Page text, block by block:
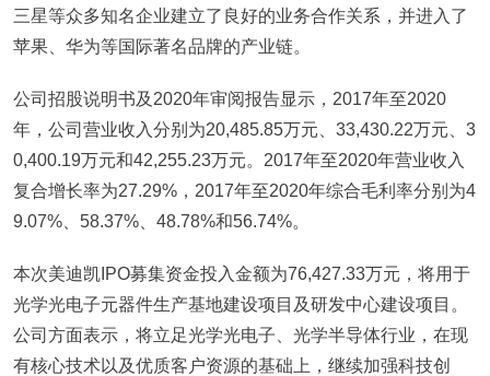
三星等众多知名企业建立了良好的业务合作关系，并进入了
苹果、华为等国际著名品牌的产业链。
公司招股说明书及2020年审阅报告显示，2017年至2020
年，公司营业收入分别为20,485.85万元、33,430.22万元、3
0,400.19万元和42,255.23万元。2017年至2020年营业收入
复合增长率为27.29%，2017年至2020年综合毛利率分别为4
9.07%、58.37%、48.78%和56.74%。
本次美迪凯IPO募集资金投入金额为76,427.33万元，将用于
光学光电子元器件生产基地建设项目及研发中心建设项目。
公司方面表示，将立足光学光电子、光学半导体行业，在现
有核心技术以及优质客户资源的基础上，继续加强科技创